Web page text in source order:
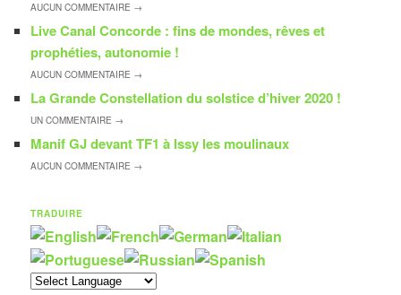
AUCUNCOMMENTAIRE →
Live Canal Concorde : fins de mondes, rêves et
prophéties, autonomie !
AUCUNCOMMENTAIRE →
La Grande Constellation du solstice d’hiver 2020 !
UNCOMMENTAIRE →
Manif GJ devant TF1 à Issy les moulinaux
AUCUNCOMMENTAIRE →
TRADUIRE